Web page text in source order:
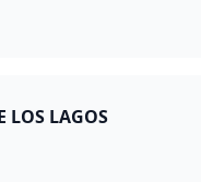
LOS LAGOS